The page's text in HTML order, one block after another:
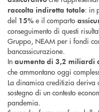
raccolta indiretta totale: in
del 15% e il comparto
conseguimento di questi
Gruppo, NEAM per i fondi
bancassicurazione.
In aumento di 3,2 miliardi
che ammontano oggi
La dinamica creditizia deriva
sostegno di un contesto
pandemia.